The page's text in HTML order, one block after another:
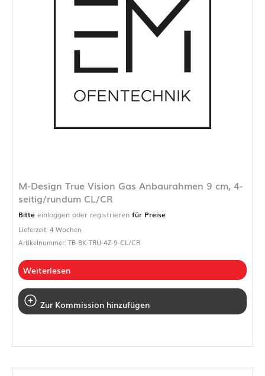
M-Design True Vision Gas Anbaurahmen 9 cm, 4-
seitig/rundum CL/CR
Bitte einloggen oder registrieren für Preise
Lieferzeit: 4 Wochen
Artikelnummer: TB-BK-TRU-4Z-9-CL/CR
Weiterlesen
Zur Kommission hinzufügen